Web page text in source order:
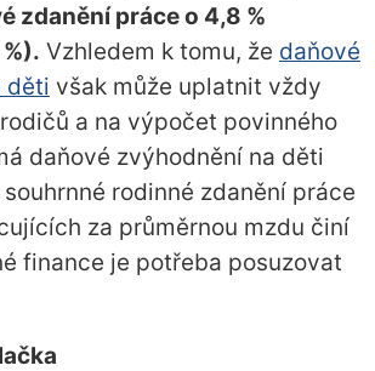
zdanění práce o 4,8 %
Vzhledem k tomu, že daňové
děti však může uplatnit vždy
a na výpočet povinného
daňové zvýhodnění na děti
rodinné zdanění práce
za průměrnou mzdu činí
finance je potřeba posuzovat